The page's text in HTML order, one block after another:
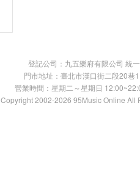
登記公司：九五樂府有限公司 統
門市地址：臺北市漢口街二段20
營業時間：星期二～星期日
Copyright 2002-2026 95Music Online All